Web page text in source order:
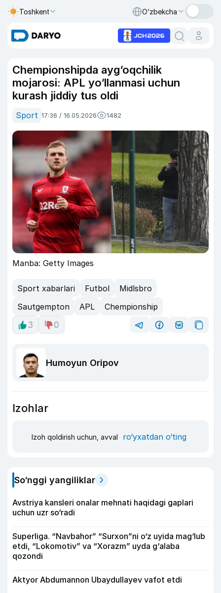
Toshkent O‘zbekcha
Chempionshipda ayg‘oqchilik
mojarosi: APL yo‘llanmasi uchun
kurash jiddiy tus oldi
Sport 17:36 / 16.05.2026 1482
Manba: Getty Images
Sport xabarlari Futbol
Midlsbro
Sautgempton
APL
Chempionship
3
0
Humoyun Oripov
Izohlar
Izoh qoldirish uchun, avval ro‘yxatdan o‘ting
So‘nggi yangiliklar
Avstriya kansleri onalar mehnati haqidagi gaplari
uchun uzr so‘radi
Superliga. “Navbahor” “Surxon”ni o‘z uyida mag‘lub
etdi, “Lokomotiv” va “Xorazm” uyda g‘alaba
qozondi
Aktyor Abdu­mannon Ubaydullayev vafot etdi